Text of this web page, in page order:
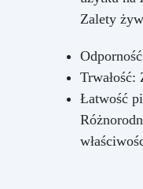
Zalety
Łatwość